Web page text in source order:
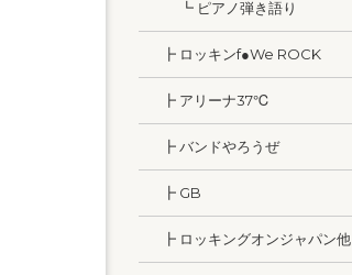
┗ ピアノ弾き語り
┣ ロッキンf●We ROCK
┣ アリーナ37℃
┣ バンドやろうぜ
┣ GB
┣ ロッキングオンジャパン他